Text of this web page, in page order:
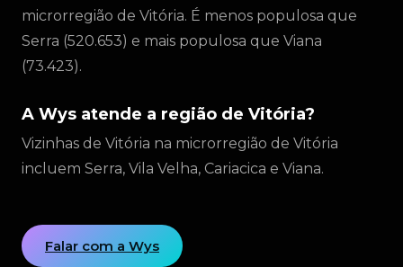
microrregião de Vitória. É menos populosa que
Serra (520.653) e mais populosa que Viana
(73.423).
A Wys atende a região de Vitória?
Vizinhas de Vitória na microrregião de Vitória
incluem Serra, Vila Velha, Cariacica e Viana.
Falar com a Wys